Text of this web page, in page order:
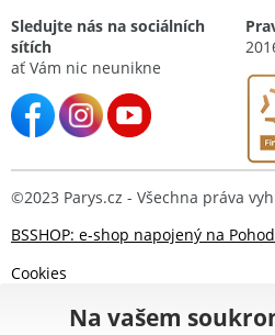
Sledujte nás na sociálních
sítích
ať Vám nic neunikne
©2023 Parys.cz - Všechna práva
BSSHOP: e-shop napojený na
Cookies
Na vašem